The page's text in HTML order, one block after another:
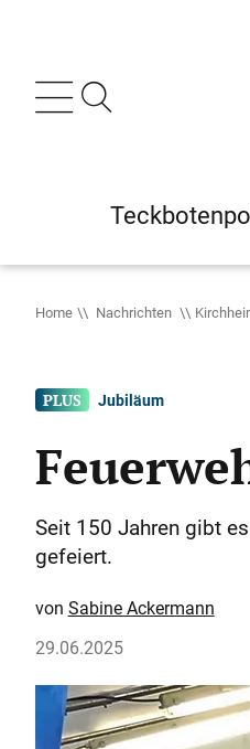
Home Nachrichten
Jubiläum
Seit 150 Jahren gibt
gefeiert.
Sabine Ackermann
29.06.2025